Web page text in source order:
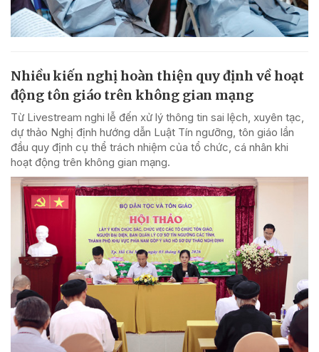
Nhiều kiến nghị hoàn thiện quy định về hoạt
động tôn giáo trên không gian mạng
Từ Livestream nghi lễ đến xử lý thông tin sai lệch, xuyên tạc,
dự thảo Nghị định hướng dẫn Luật Tín ngưỡng, tôn giáo lần
đầu quy định cụ thể trách nhiệm của tổ chức, cá nhân khi
hoạt động trên không gian mạng.